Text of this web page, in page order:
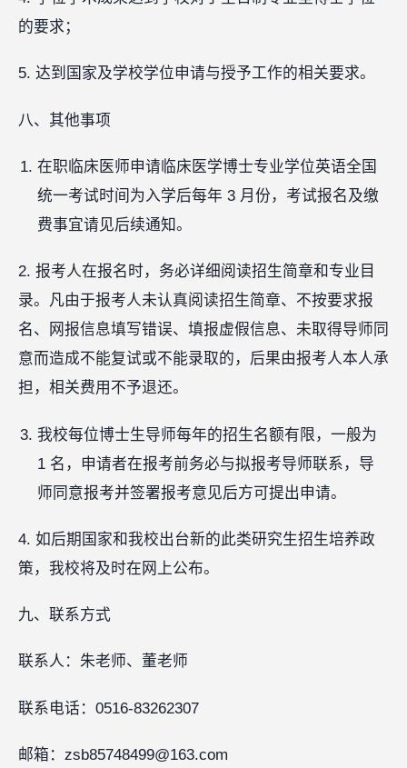
的要求；
5. 达到国家及学校学位申请与授予工作的相关要求。
八、其他事项
在职临床医师申请临床医学博士专业学位英语全国
统一考试时间为入学后每年 3 月份，考试报名及缴
费事宜请见后续通知。
2. 报考人在报名时，务必详细阅读招生简章和专业目
录。凡由于报考人未认真阅读招生简章、不按要求报
名、网报信息填写错误、填报虚假信息、未取得导师同
意而造成不能复试或不能录取的，后果由报考人本人承
担，相关费用不予退还。
我校每位博士生导师每年的招生名额有限，一般为
1 名，申请者在报考前务必与拟报考导师联系，导
师同意报考并签署报考意见后方可提出申请。
4. 如后期国家和我校出台新的此类研究生招生培养政
策，我校将及时在网上公布。
九、联系方式
联系人：朱老师、董老师
联系电话：0516-83262307
邮箱：zsb85748499@163.com